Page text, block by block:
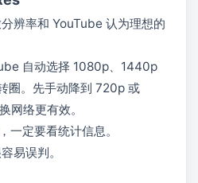
辨率和 YouTube 认为理想的
自动选择 1080p、1440p
圈。先手动降到 720p 或
网络更有效。
一定要看统计信息。
易误判。